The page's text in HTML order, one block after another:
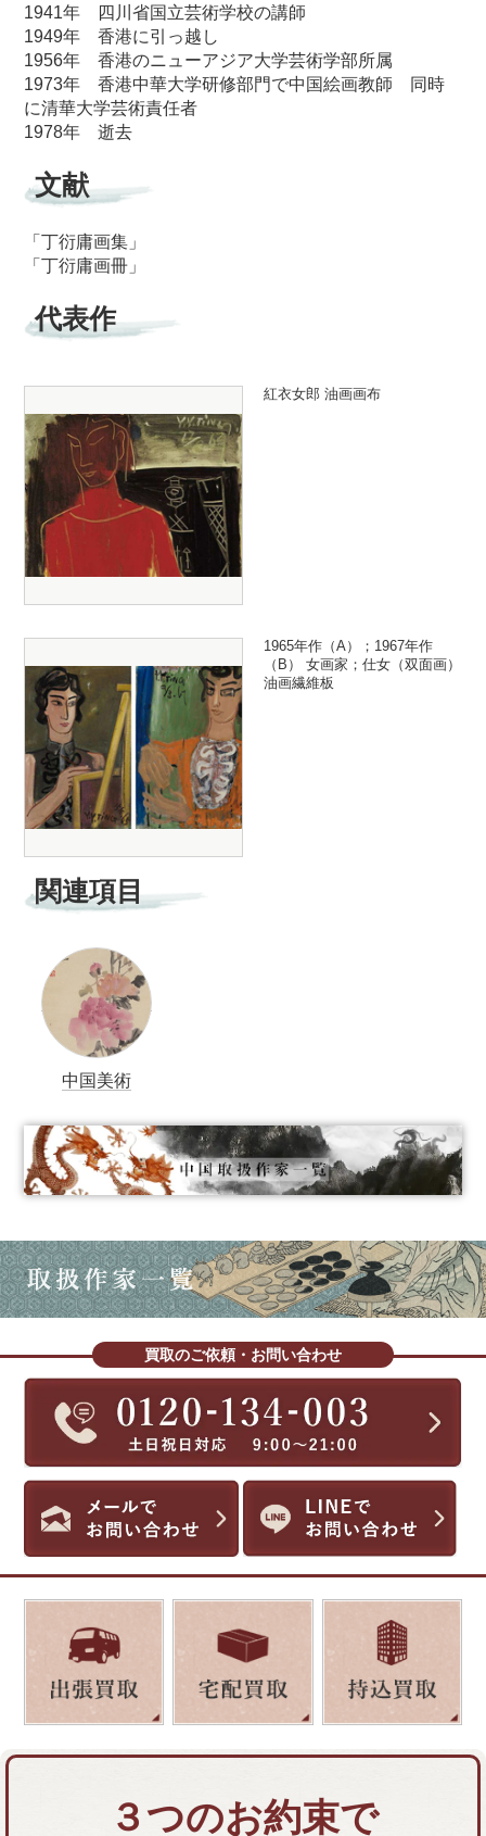
1941年 四川省国立芸術学校の講師
1949年 香港に引っ越し
1956年 香港のニューアジア大学芸術学部所属
1973年 香港中華大学研修部門で中国絵画教師 同時
に清華大学芸術責任者
1978年 逝去
文献
「丁衍庸画集」
「丁衍庸画冊」
代表作
紅衣女郎 油画画布
1965年作（A）；1967年作
（B） 女画家；仕女（双面画）
油画繊維板
関連項目
中国美術
買取のご依頼・お問い合わせ
３つのお約束で